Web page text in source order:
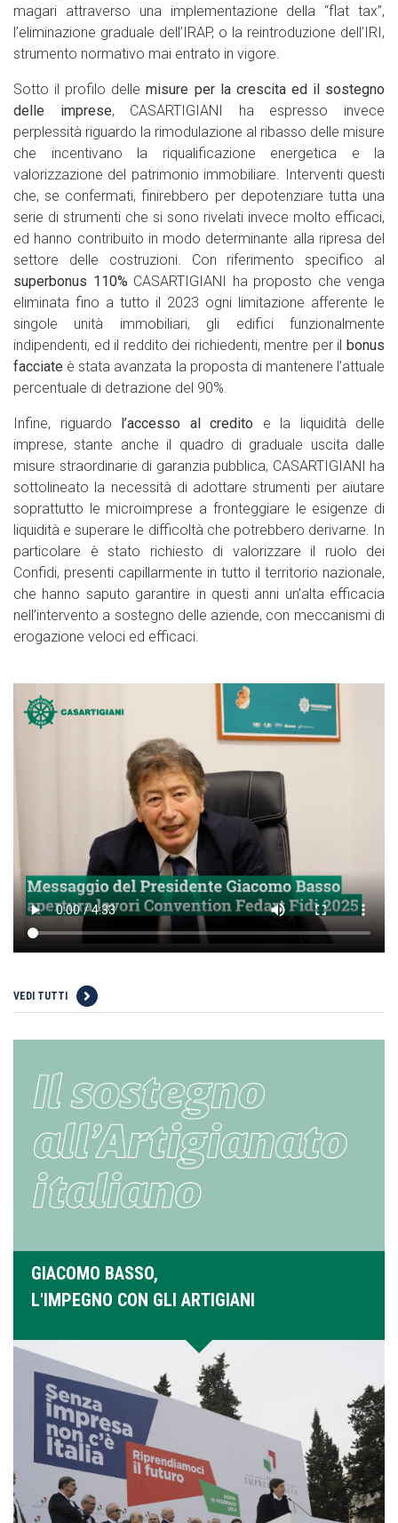
magari attraverso una implementazione della “flat tax”,
l’eliminazione graduale dell’IRAP, o la reintroduzione dell’IRI,
strumento normativo mai entrato in vigore.
Sotto il profilo dellemisure per la crescita ed il sostegno
delle imprese, CASARTIGIANI ha espresso invece
perplessità riguardo la rimodulazione al ribasso delle misure
che incentivano la riqualificazione energetica e la
valorizzazione del patrimonio immobiliare. Interventi questi
che, se confermati, finirebbero per depotenziare tutta una
serie di strumenti che si sono rivelati invece molto efficaci,
ed hanno contribuito in modo determinante alla ripresa del
settore delle costruzioni. Con riferimento specifico al
superbonus 110% CASARTIGIANI ha proposto che venga
eliminata fino a tutto il 2023 ogni limitazione afferente le
singole unità immobiliari, gli edifici funzionalmente
indipendenti, ed il reddito dei richiedenti, mentre per il bonus
facciate è stata avanzata la proposta di mantenere l’attuale
percentuale di detrazione del 90%.
Infine, riguardo l’accesso al credito e la liquidità delle
imprese, stante anche il quadro di graduale uscita dalle
misure straordinarie di garanzia pubblica, CASARTIGIANI ha
sottolineato la necessità di adottare strumenti per aiutare
soprattutto le microimprese a fronteggiare le esigenze di
liquidità e superare le difficoltà che potrebbero derivarne. In
particolare è stato richiesto di valorizzare il ruolo dei
Confidi, presenti capillarmente in tutto il territorio nazionale,
che hanno saputo garantire in questi anni un’alta efficacia
nell’intervento a sostegno delle aziende, con meccanismi di
erogazione veloci ed efficaci.
VEDI TUTTI
GIACOMO BASSO,
L'IMPEGNO CON GLI ARTIGIANI